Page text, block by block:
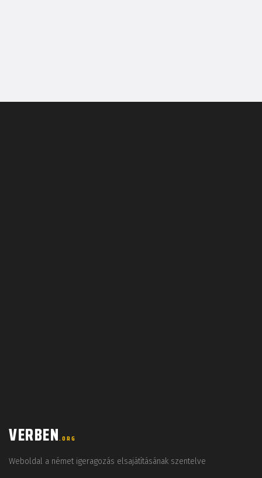
VERBEN.ORG
Weboldal a német igeragozás elsajátításának szentelve